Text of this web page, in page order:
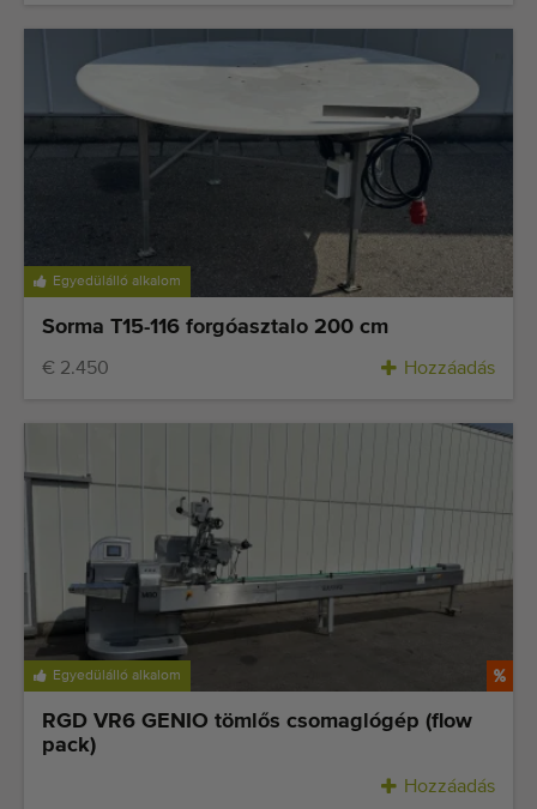
Egyedülálló alkalom
Sorma T15-116 forgóasztalo 200 cm
€ 2.450 Hozzáadás
Egyedülálló alkalom
RGD VR6 GENIO tömlős csomaglógép (flow
pack)
Hozzáadás